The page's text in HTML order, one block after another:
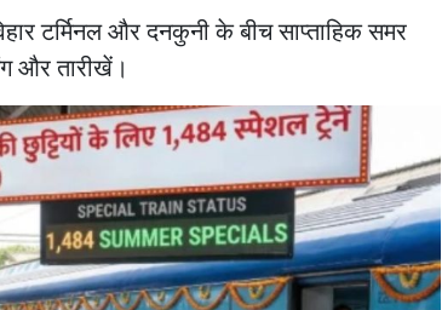
टर्मिनल और दनकुनी के बीच साप्ताहिक समर
और तारीखें।